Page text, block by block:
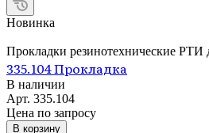
Новинка
Прокладки резинотехнические РТИ
335.104 Прокладка
В наличии
Арт. 335.104
Цена по запросу
В корзину